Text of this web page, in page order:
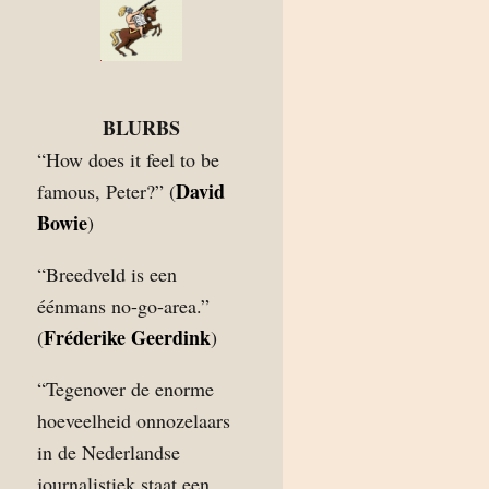
BLURBS
“How does it feel to be
famous, Peter?” (David
Bowie)
“Breedveld is een
éénmans no-go-area.”
(Fréderike Geerdink)
“Tegenover de enorme
hoeveelheid onnozelaars
in de Nederlandse
journalistiek staat een